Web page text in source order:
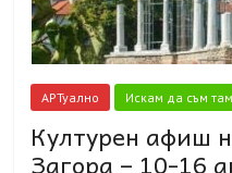
АРТуално Искам да съм там
Културен афиш
Загора – 10-16